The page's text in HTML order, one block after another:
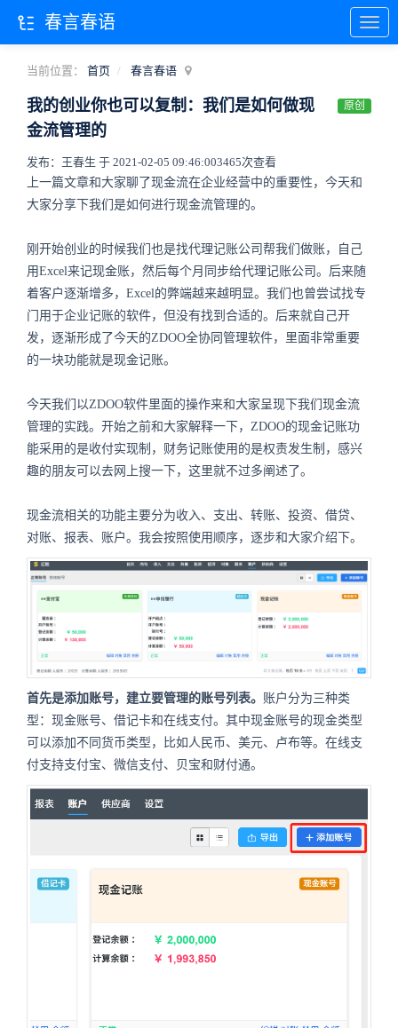
当前位置： 首页 春言春语
我的创业你也可以复制：我们是如何做现
金流管理的
原创
发布：王春生 于 2021-02-05 09:46:003465次查看
上一篇文章和大家聊了现金流在企业经营中的重要性，今天和
大家分享下我们是如何进行现金流管理的。
刚开始创业的时候我们也是找代理记账公司帮我们做账，自己
用Excel来记现金账，然后每个月同步给代理记账公司。后来随
着客户逐渐增多，Excel的弊端越来越明显。我们也曾尝试找专
门用于企业记账的软件，但没有找到合适的。后来就自己开
发，逐渐形成了今天的ZDOO全协同管理软件，里面非常重要
的一块功能就是现金记账。
今天我们以ZDOO软件里面的操作来和大家呈现下我们现金流
管理的实践。开始之前和大家解释一下，ZDOO的现金记账功
能采用的是收付实现制，财务记账使用的是权责发生制，感兴
趣的朋友可以去网上搜一下，这里就不过多阐述了。
现金流相关的功能主要分为收入、支出、转账、投资、借贷、
对账、报表、账户。我会按照使用顺序，逐步和大家介绍下。
首先是添加账号，建立要管理的账号列表。 账户分为三种类
型：现金账号、借记卡和在线支付。其中现金账号的现金类型
可以添加不同货币类型，比如人民币、美元、卢布等。在线支
付支持支付宝、微信支付、贝宝和财付通。
春言春语